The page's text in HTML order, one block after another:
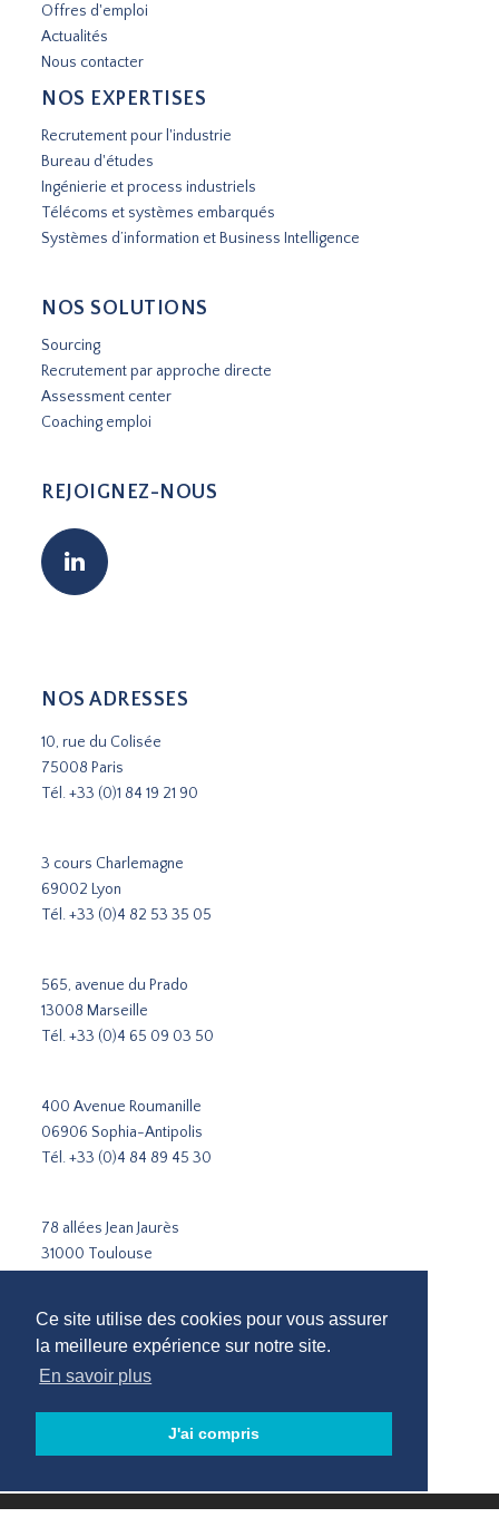
Ce site utilise des cookies pour vous assurer
la meilleure expérience sur notre site.
En savoir plus
J'ai compris
Offres d'emploi
Actualités
Nous contacter
NOS EXPERTISES
Recrutement pour l'industrie
Bureau d'études
Ingénierie et process industriels
Télécoms et systèmes embarqués
Systèmes d’information et Business Intelligence
NOS SOLUTIONS
Sourcing
Recrutement par approche directe
Assessment center
Coaching emploi
REJOIGNEZ-NOUS
NOS ADRESSES
10, rue du Colisée
75008 Paris
Tél.+33 (0)1 84 19 21 90
3 cours Charlemagne
69002 Lyon
Tél.+33 (0)4 82 53 35 05
565, avenue du Prado
13008 Marseille
Tél.+33 (0)4 65 09 03 50
400 Avenue Roumanille
06906 Sophia-Antipolis
Tél.+33 (0)4 84 89 45 30
78 allées Jean Jaurès
31000 Toulouse
Cabinet de recrutement Paris
Cabinet de recrutement Lyon
Cabinet de recrutement Toulouse